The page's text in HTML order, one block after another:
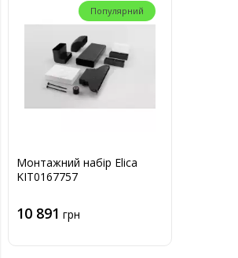
Популярний
Монтажний набір Elica
KIT0167757
10 891 грн